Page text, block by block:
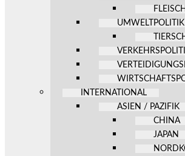
UMWELTPOLITIK
INTERNATIONAL
ASIEN / PAZIFIK
CHINA
JAPAN